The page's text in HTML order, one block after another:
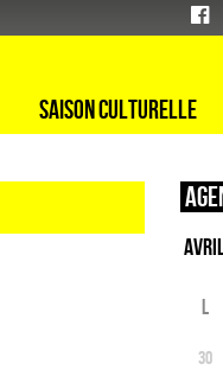
Saison culturelle
L
30